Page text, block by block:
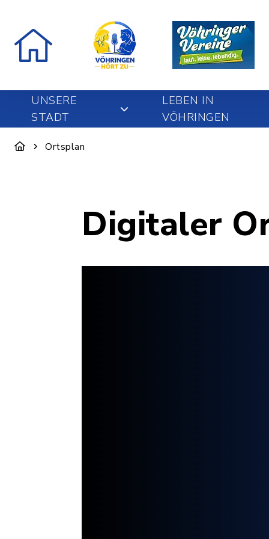
UNSERE
STADT
LEBEN IN
VÖHRINGEN
Ortsplan
Digitaler